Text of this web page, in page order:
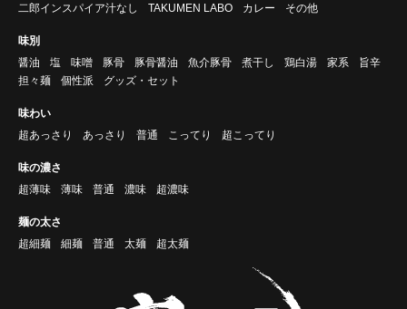
二郎インスパイア汁なし
TAKUMEN LABO カレー その他
味別
醤油
塩 味噌 豚骨 豚骨醤油 魚介豚骨 煮干し 鶏白湯 家系
旨辛
担々麺
個性派 グッズ・セット
味わい
超あっさり
あっさり 普通 こってり 超こってり
味の濃さ
超薄味
薄味 普通 濃味 超濃味
麺の太さ
超細麺
細麺 普通 太麺 超太麺